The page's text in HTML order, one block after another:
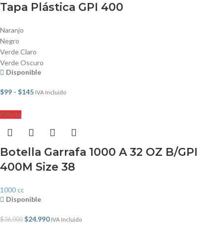
Tapa Plástica GPI 400
Naranjo
Negro
Verde Claro
Verde Oscuro
Disponible
$99 - $145 IVA Incluido
Oferta
Botella Garrafa 1000 A 32 OZ B/GPI
400M Size 38
1000 cc
Disponible
$36.000 $24.990 IVA Incluido